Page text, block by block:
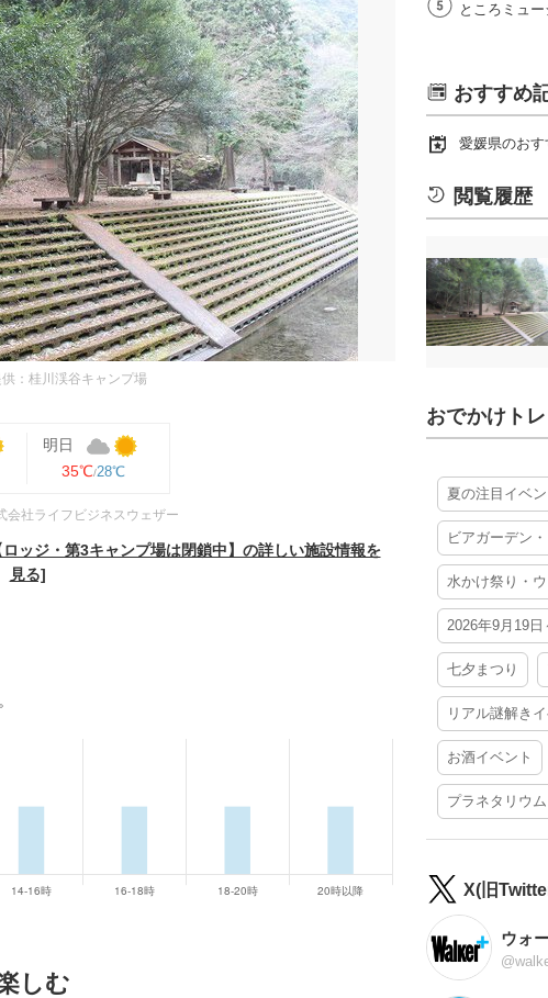
供：桂川渓谷キャンプ場
明日
35℃ 28℃
会社ライフビジネスウェザー
ッジ・第3キャンプ場は閉鎖中】の詳しい施設情報を
見る]
しむ
ところミュ
おすすめ
愛媛県のお
閲覧履歴
おでかけト
夏の注目イベ
ビアガーデン
水かけ祭り・
2026年9月19日
七夕まつり
リアル謎解き
お酒イベント
プラネタリウ
X(旧
ウォ